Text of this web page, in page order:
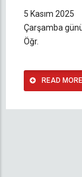
5 Kasım 2025
Çarşamba
Öğr.
READ MORE